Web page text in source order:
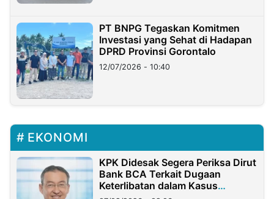
PT BNPG Tegaskan Komitmen
Investasi yang Sehat di Hadapan
DPRD Provinsi Gorontalo
12/07/2026 - 10:40
EKONOMI
KPK Didesak Segera Periksa Dirut
Bank BCA Terkait Dugaan
Keterlibatan dalam Kasus